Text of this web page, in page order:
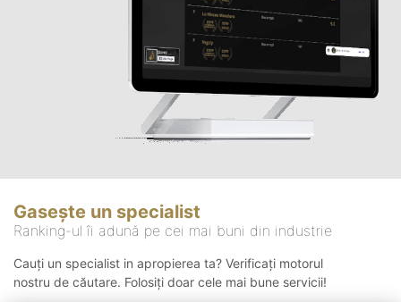
Gasește un specialist
Ranking-ul îi adună pe cei mai buni din industrie
Cauți un specialist in apropierea ta? Verificați motorul
nostru de căutare. Folosiți doar cele mai bune servicii!